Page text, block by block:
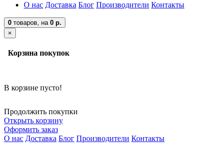
О нас Доставка Блог Производители Контакты
0 товаров, на 0 р.
×
Корзина покупок
В корзине пусто!
Продолжить покупки
Открыть корзину
Оформить заказ
О нас Доставка Блог Производители Контакты